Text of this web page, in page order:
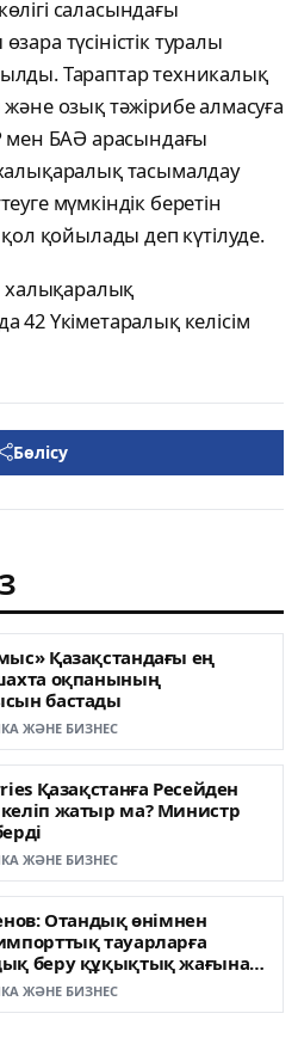
саласындағы
түсіністік туралы
Тараптар техникалық
озық тәжірибе алмасуға
мен БАӘ арасындағы
тасымалдау
мүмкіндік беретін
қол қойылады деп күтілуде.
халықаралық
42 Үкіметаралық келісім
Бөлісу
Қазақстандағы ең
оқпанының
бастады
ЖӘНЕ БИЗНЕС
Қазақстанға Ресейден
жатыр ма? Министр
ЖӘНЕ БИЗНЕС
Отандық өнімнен
тауарларға
беру құқықтық жағынан
моральдық тұрғыдан да
ЖӘНЕ БИЗНЕС